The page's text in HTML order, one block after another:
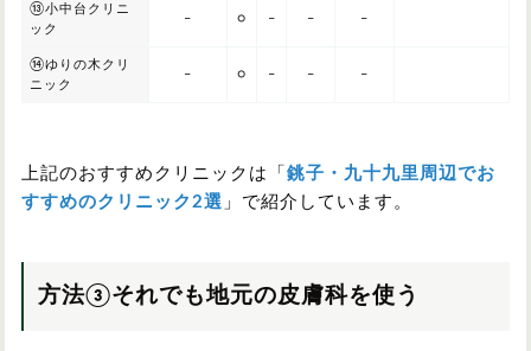
⑬小中台クリニ
ック
– ○ – – –
⑭ゆりの木クリ
ニック
– ○ – – –
上記のおすすめクリニックは「 銚子・九十九里周辺でお
すすめのクリニック2選 」で紹介しています。
方法③それでも地元の皮膚科を使う